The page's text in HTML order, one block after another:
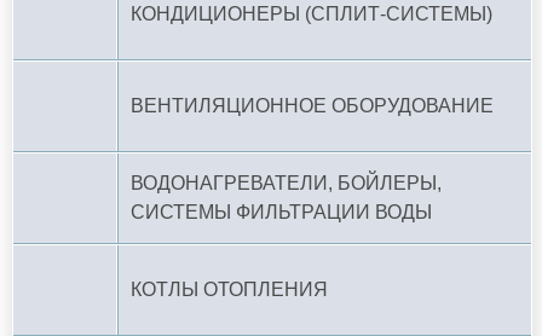
КОНДИЦИОНЕРЫ (СПЛИТ-СИСТЕМЫ)
ВЕНТИЛЯЦИОННОЕ ОБОРУДОВАНИЕ
ВОДОНАГРЕВАТЕЛИ, БОЙЛЕРЫ,
СИСТЕМЫ ФИЛЬТРАЦИИ ВОДЫ
КОТЛЫ ОТОПЛЕНИЯ